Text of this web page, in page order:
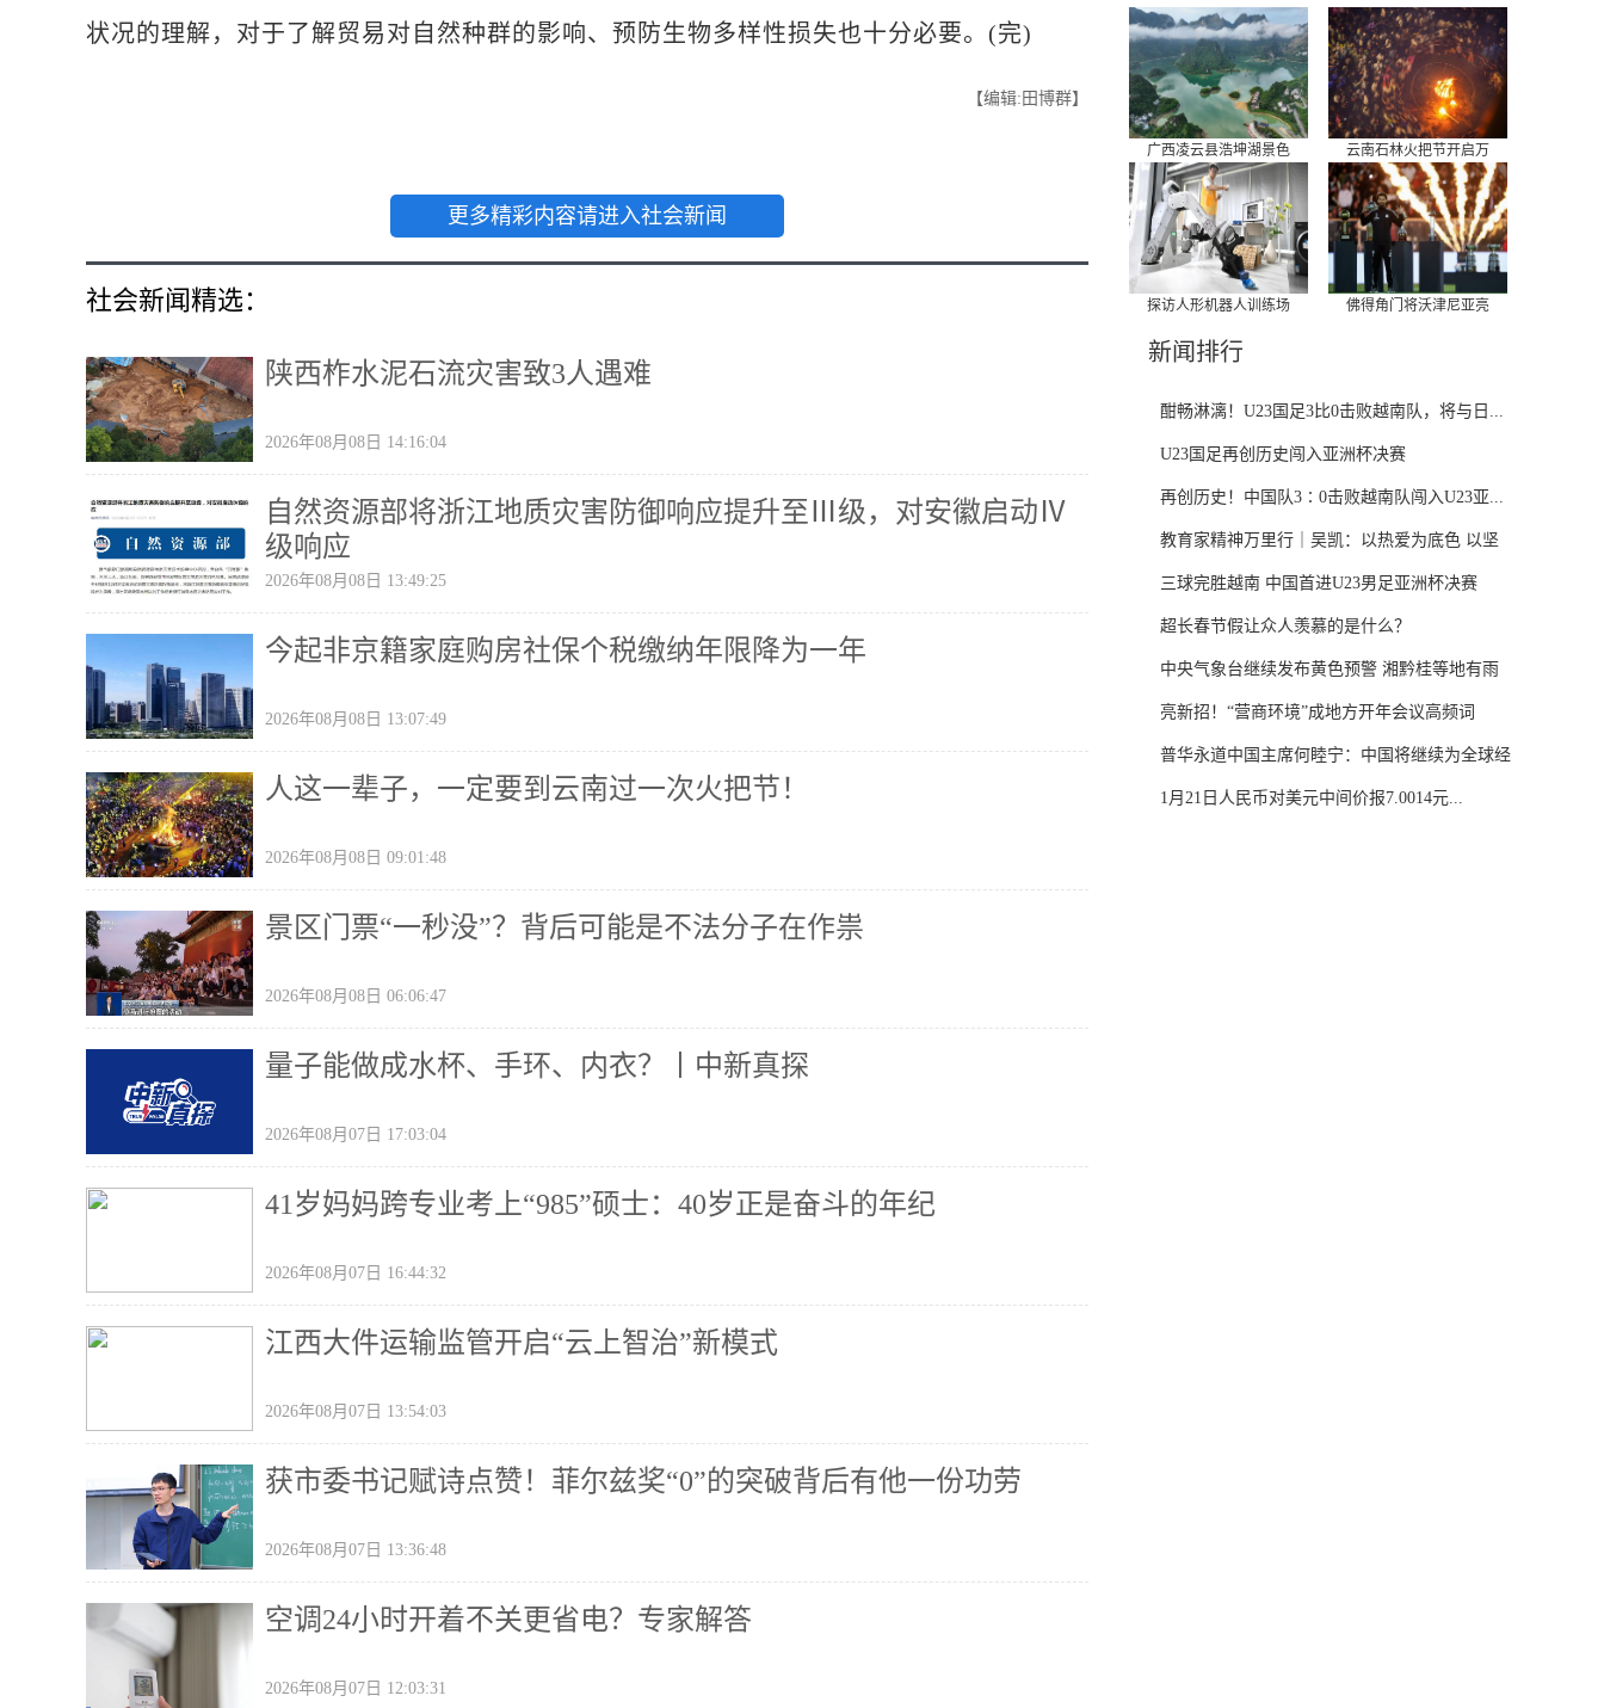
状况的理解，对于了解贸易对自然种群的影响、预防生物多样性损失也十分必要。(完)
【编辑:田博群】
更多精彩内容请进入社会新闻
社会新闻精选：
陕西柞水泥石流灾害致3人遇难
2026年08月08日 14:16:04
自然资源部将浙江地质灾害防御响应提升至Ⅲ级，对安徽启动Ⅳ
级响应
2026年08月08日 13:49:25
今起非京籍家庭购房社保个税缴纳年限降为一年
2026年08月08日 13:07:49
人这一辈子，一定要到云南过一次火把节！
2026年08月08日 09:01:48
景区门票“一秒没”？背后可能是不法分子在作祟
2026年08月08日 06:06:47
量子能做成水杯、手环、内衣？丨中新真探
2026年08月07日 17:03:04
41岁妈妈跨专业考上“985”硕士：40岁正是奋斗的年纪
2026年08月07日 16:44:32
江西大件运输监管开启“云上智治”新模式
2026年08月07日 13:54:03
获市委书记赋诗点赞！菲尔兹奖“0”的突破背后有他一份功劳
2026年08月07日 13:36:48
空调24小时开着不关更省电？专家解答
2026年08月07日 12:03:31
广西凌云县浩坤湖景色 云南石林火把节开启万
探访人形机器人训练场 佛得角门将沃津尼亚亮
新闻排行
酣畅淋漓！U23国足3比0击败越南队，将与日...
U23国足再创历史闯入亚洲杯决赛
再创历史！中国队3∶0击败越南队闯入U23亚...
教育家精神万里行｜吴凯：以热爱为底色 以坚
守...
三球完胜越南 中国首进U23男足亚洲杯决赛
超长春节假让众人羡慕的是什么？
中央气象台继续发布黄色预警 湘黔桂等地有雨
雪...
亮新招！“营商环境”成地方开年会议高频词
普华永道中国主席何睦宁：中国将继续为全球经
济...
1月21日人民币对美元中间价报7.0014元...